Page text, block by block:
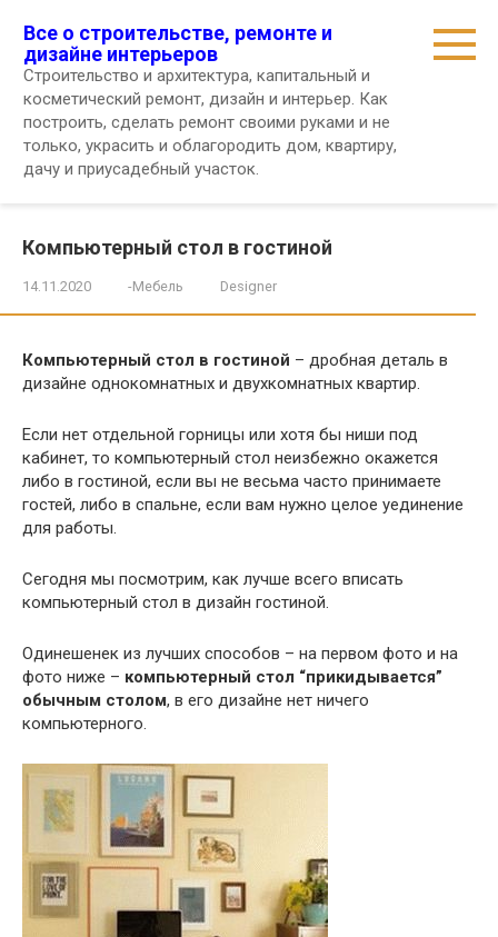
контенту
Все о строительстве, ремонте и
дизайне интерьеров
Строительство и архитектура, капитальный и
косметический ремонт, дизайн и интерьер. Как
построить, сделать ремонт своими руками и не
только, украсить и облагородить дом, квартиру,
дачу и приусадебный участок.
Компьютерный стол в гостиной
14.11.2020 -Мебель Designer
Компьютерный стол в гостиной – дробная деталь в
дизайне однокомнатных и двухкомнатных квартир.
Если нет отдельной горницы или хотя бы ниши под
кабинет, то компьютерный стол неизбежно окажется
либо в гостиной, если вы не весьма часто принимаете
гостей, либо в спальне, если вам нужно целое уединение
для работы.
Сегодня мы посмотрим, как лучше всего вписать
компьютерный стол в дизайн гостиной.
Одинешенек из лучших способов – на первом фото и на
фото ниже – компьютерный стол “прикидывается”
обычным столом, в его дизайне нет ничего
компьютерного.